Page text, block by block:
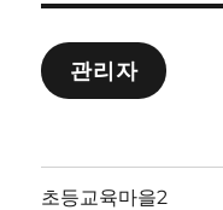
관리자
초등교육마을2